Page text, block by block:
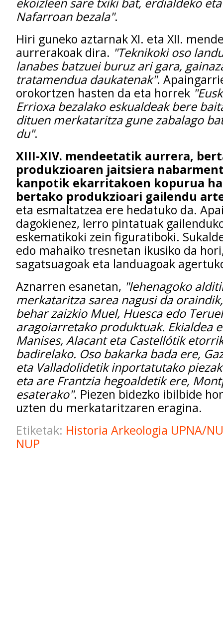
Nafarroan bezala".
Hiri guneko aztarnak XI. eta XII.
aurrerakoak dira. "Teknikoki oso
lanabes batzuei buruz ari gara,
tratamendua daukatenak".
orokortzen hasten da eta horrek
Errioxa bezalako eskualdeak bere
dituen merkataritza gune zabalago
du".
XIII-XIV. mendeetatik aurrera,
produkzioaren jaitsiera
kanpotik ekarritakoen kopurua
bertako produkzioari gailendu
eta esmaltatzea ere hedatuko da.
dagokienez, lerro pintatuak
eskematikoki zein figuratiboki.
edo mahaiko tresnetan ikusiko da
sagatsuagoak eta landuagoak
Aznarren esanetan, "lehenagoko
merkataritza sarea nagusi da
behar zaizkio Muel, Huesca edo
aragoiarretako produktuak. Ekialdea
Manises, Alacant eta Castellótik
badirelako. Oso bakarka bada ere,
eta Valladolidetik inportatutako
eta are Frantzia hegoaldetik ere,
esaterako". Piezen bidezko ibilbide
uzten du merkataritzaren eragina.
Etiketak: Historia Arkeologia UPNA/
NUP